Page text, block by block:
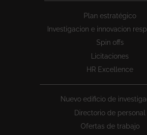
Plan estratégico
Investigacion e innovacion
Spin offs
Licitaciones
HR Excellence
Nuevo edificio de
Directorio de personal
Ofertas de trabajo